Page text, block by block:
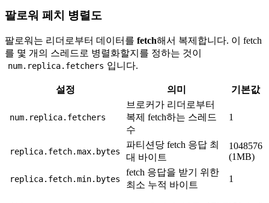
팔로워 페치 병렬도
팔로워는 리더로부터 데이터를 fetch해서 복제합니다. 이 fetch
를 몇 개의 스레드로 병렬화할지를 정하는 것이
num.replica.fetchers 입니다.
설정 의미 기본값
num.replica.fetchers
브로커가 리더로부터
복제 fetch하는 스레드
수
1
replica.fetch.max.bytes
파티션당 fetch 응답 최
대 바이트
1048576
(1MB)
replica.fetch.min.bytes
fetch 응답을 받기 위한
최소 누적 바이트
1